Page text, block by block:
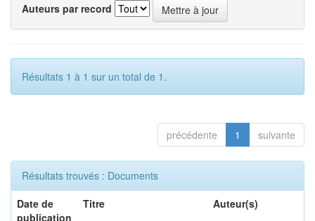
Auteurs par record
Résultats 1 à 1 sur un total de 1.
précédente 1 suivante
Résultats trouvés : Documents
Date de
publication
Titre Auteur(s)